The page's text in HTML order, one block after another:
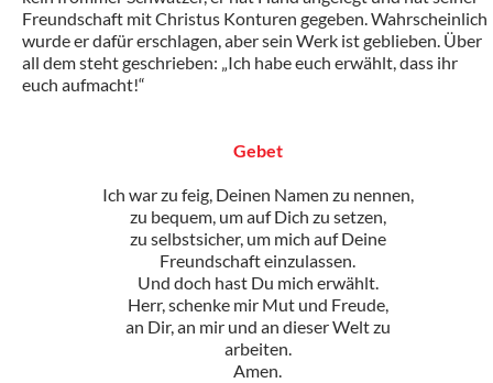
Freundschaft mit Christus Konturen gegeben. Wahrscheinlich
wurde er dafür erschlagen, aber sein Werk ist geblieben. Über
all dem steht geschrieben: „Ich habe euch erwählt, dass ihr
euch aufmacht!“
Gebet
Ich war zu feig, Deinen Namen zu nennen,
zu bequem, um auf Dich zu setzen,
zu selbstsicher, um mich auf Deine
Freundschaft einzulassen.
Und doch hast Du mich erwählt.
Herr, schenke mir Mut und Freude,
an Dir, an mir und an dieser Welt zu
arbeiten.
Amen.